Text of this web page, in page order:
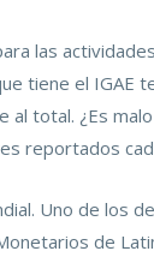
las
tiene el IGAE
al total. ¿Es
reportados
Uno de los
de